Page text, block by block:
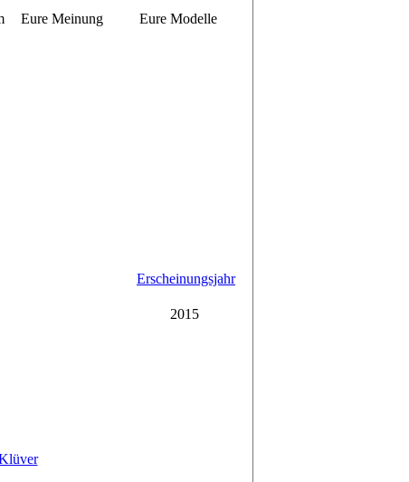
Eure Meinung Eure Modelle
Erscheinungsjahr
2015